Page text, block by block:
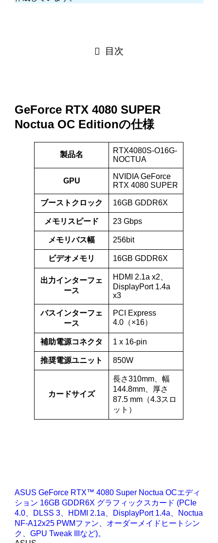
目次
GeForce RTX 4080 SUPER
Noctua OC Editionの仕様
製品名
RTX4080S-O16G-
NOCTUA
GPU
NVIDIA GeForce
RTX 4080 SUPER
ブーストクロック 16GB GDDR6X
メモリスピード 23 Gbps
メモリバス幅 256bit
ビデオメモリ 16GB GDDR6X
出力インターフェ
ース
HDMI 2.1a x2、
DisplayPort 1.4a
x3
バスインターフェ
ース
PCI Express
4.0（×16）
補助電源コネクタ 1 x 16-pin
推奨電源ユニット 850W
カードサイズ
長さ310mm、幅
144.8mm、厚さ
87.5 mm（4.3スロ
ット）
ASUS GeForce RTX™ 4080 Super Noctua OCエディ
ション 16GB GDDR6X グラフィックスカード (PCIe
4.0、DLSS 3、HDMI 2.1a、DisplayPort 1.4a、Noctua
NF-A12x25 PWMファン、オーダーメイドヒートシン
ク、GPU Tweak IIIなど)。